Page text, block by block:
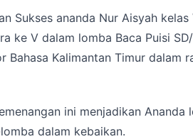
Sukses ananda Nur Aisyah
ke V dalam lomba Baca Puisi
Bahasa Kalimantan Timur dalam
ini menjadikan
dalam kebaikan.